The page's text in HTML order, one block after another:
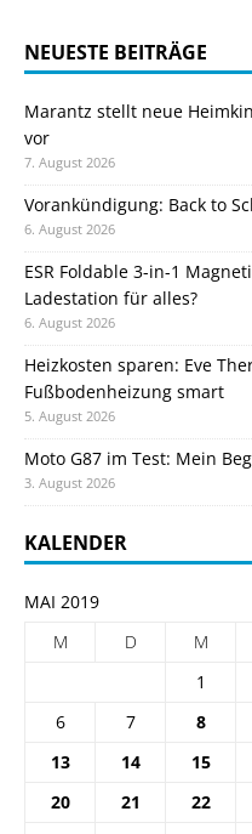
NEUESTE BEITRÄGE
Marantz stellt neue
vor
7. August 2026
Vorankündigung: Back to
6. August 2026
ESR Foldable 3-in-1
Ladestation für alles?
6. August 2026
Heizkosten sparen: Eve
Fußbodenheizung smart
5. August 2026
Moto G87 im Test: Mein
3. August 2026
KALENDER
MAI 2019
M
D M
1
6
7 8
13
14 15
20
21 22